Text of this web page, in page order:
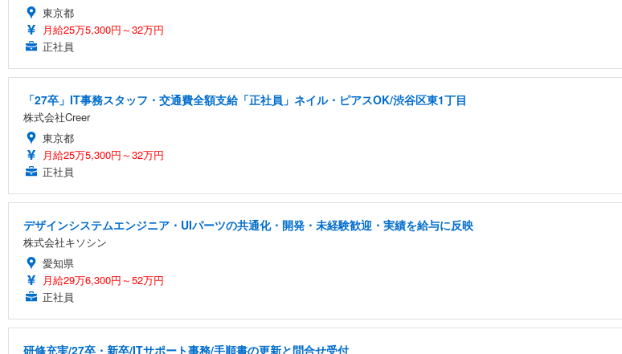
東京都
月給25万5,300円～32万円
正社員
「27卒」IT事務スタッフ・交通費全額支給「正社員」ネイル・ピアスOK/渋谷区東1丁目
株式会社Creer
東京都
月給25万5,300円～32万円
正社員
デザインシステムエンジニア・UIパーツの共通化・開発・未経験歓迎・実績を給与に反映
株式会社キソシン
愛知県
月給29万6,300円～52万円
正社員
研修充実/27卒・新卒/ITサポート事務/手順書の更新と問合せ受付